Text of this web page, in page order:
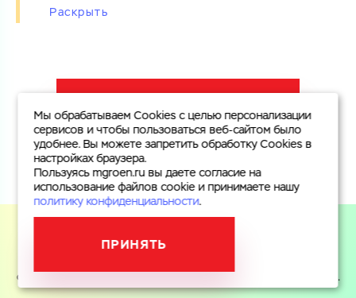
паспорта.
Гарантийный срок эксплуатации мокроходных счетчиков
воды составляет 24 месяца с момента ввода в
эксплуатацию.
файлов cookie и принимаете
.
Мы обрабатываем Cookies с целью персонализации
сервисов и чтобы пользоваться веб-сайтом было
удобнее. Вы можете запретить обработку Cookies в
настройках браузера.
Пользуясь mgroen.ru вы даете согласие на
использование файлов cookie и принимаете нашу
политику конфиденциальности.
ПРИНЯТЬ